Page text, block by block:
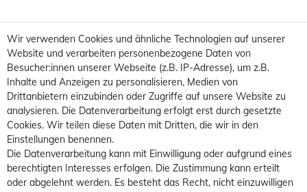
Wir verwenden Cookies und ähnliche Technologien auf unserer
Website und verarbeiten personenbezogene Daten von
Besucher:innen unserer Webseite (z.B. IP-Adresse), um z.B.
Inhalte und Anzeigen zu personalisieren, Medien von
Drittanbietern einzubinden oder Zugriffe auf unsere Website zu
analysieren. Die Datenverarbeitung erfolgt erst durch gesetzte
Cookies. Wir teilen diese Daten mit Dritten, die wir in den
Einstellungen benennen.
Die Datenverarbeitung kann mit Einwilligung oder aufgrund eines
berechtigten Interesses erfolgen. Die Zustimmung kann erteilt
oder abgelehnt werden. Es besteht das Recht, nicht einzuwilligen